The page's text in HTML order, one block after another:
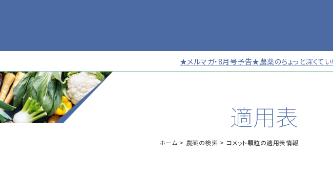
★メルマガ・8月号予告★農薬のちょっと深くて
適用表
ホーム 農薬の検索 コメット顆粒の適用表情報